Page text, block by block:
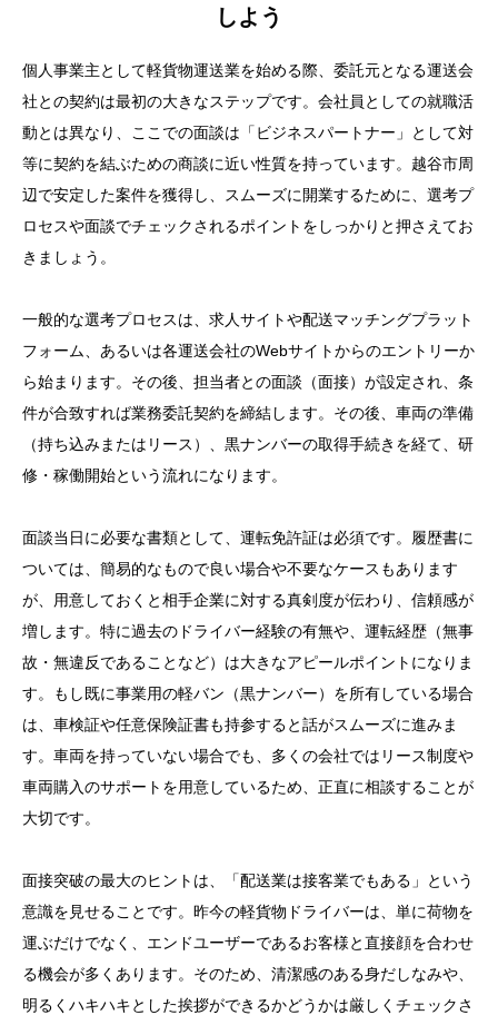
しよう
個人事業主として軽貨物運送業を始める際、委託元となる運送会
社との契約は最初の大きなステップです。会社員としての就職活
動とは異なり、ここでの面談は「ビジネスパートナー」として対
等に契約を結ぶための商談に近い性質を持っています。越谷市周
辺で安定した案件を獲得し、スムーズに開業するために、選考プ
ロセスや面談でチェックされるポイントをしっかりと押さえてお
きましょう。
一般的な選考プロセスは、求人サイトや配送マッチングプラット
フォーム、あるいは各運送会社のWebサイトからのエントリーか
ら始まります。その後、担当者との面談（面接）が設定され、条
件が合致すれば業務委託契約を締結します。その後、車両の準備
（持ち込みまたはリース）、黒ナンバーの取得手続きを経て、研
修・稼働開始という流れになります。
面談当日に必要な書類として、運転免許証は必須です。履歴書に
ついては、簡易的なもので良い場合や不要なケースもあります
が、用意しておくと相手企業に対する真剣度が伝わり、信頼感が
増します。特に過去のドライバー経験の有無や、運転経歴（無事
故・無違反であることなど）は大きなアピールポイントになりま
す。もし既に事業用の軽バン（黒ナンバー）を所有している場合
は、車検証や任意保険証書も持参すると話がスムーズに進みま
す。車両を持っていない場合でも、多くの会社ではリース制度や
車両購入のサポートを用意しているため、正直に相談することが
大切です。
面接突破の最大のヒントは、「配送業は接客業でもある」という
意識を見せることです。昨今の軽貨物ドライバーは、単に荷物を
運ぶだけでなく、エンドユーザーであるお客様と直接顔を合わせ
る機会が多くあります。そのため、清潔感のある身だしなみや、
明るくハキハキとした挨拶ができるかどうかは厳しくチェックさ